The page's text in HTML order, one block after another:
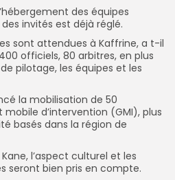
des équipes
invités est déjà réglé.
sont attendues à Kaffrine, a t-il
officiels, 80 arbitres, en plus
pilotage, les équipes et les
la mobilisation de 50
d’intervention (GMI), plus
basés dans la région de
l’aspect culturel et les
seront bien pris en compte.